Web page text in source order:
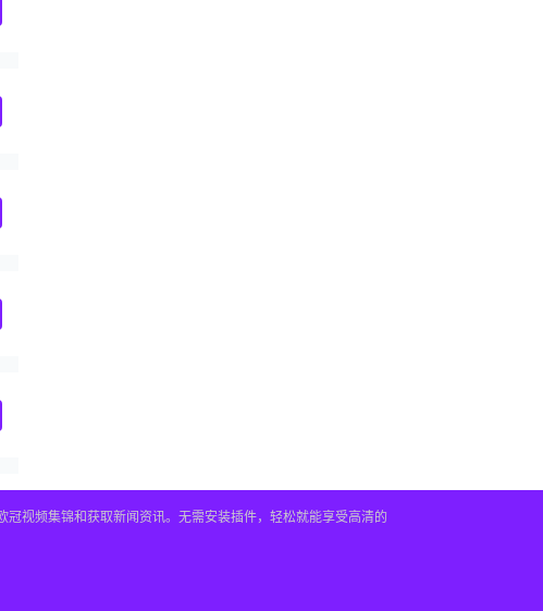
视频集锦和获取新闻资讯。无需安装插件，轻松就能享受高清的